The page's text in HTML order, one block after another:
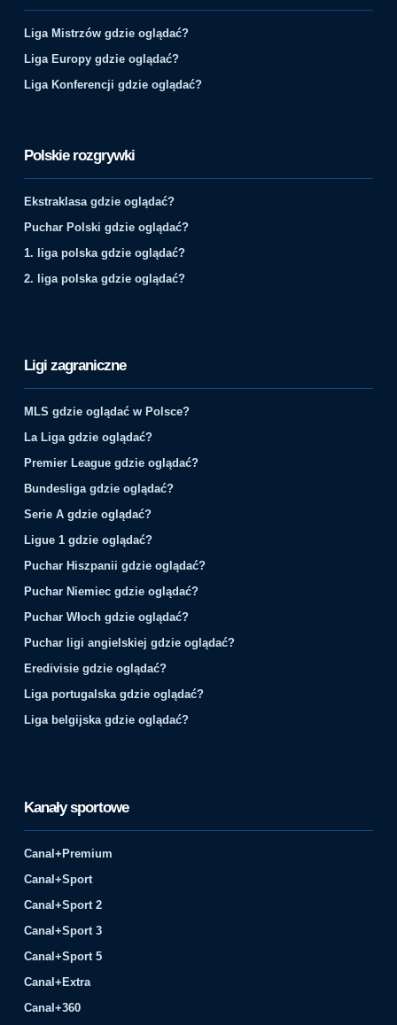
Liga Mistrzów gdzie oglądać?
Liga Europy gdzie oglądać?
Liga Konferencji gdzie oglądać?
Polskie rozgrywki
Ekstraklasa gdzie oglądać?
Puchar Polski gdzie oglądać?
1. liga polska gdzie oglądać?
2. liga polska gdzie oglądać?
Ligi zagraniczne
MLS gdzie oglądać w Polsce?
La Liga gdzie oglądać?
Premier League gdzie oglądać?
Bundesliga gdzie oglądać?
Serie A gdzie oglądać?
Ligue 1 gdzie oglądać?
Puchar Hiszpanii gdzie oglądać?
Puchar Niemiec gdzie oglądać?
Puchar Włoch gdzie oglądać?
Puchar ligi angielskiej gdzie oglądać?
Eredivisie gdzie oglądać?
Liga portugalska gdzie oglądać?
Liga belgijska gdzie oglądać?
Kanały sportowe
Canal+Premium
Canal+Sport
Canal+Sport 2
Canal+Sport 3
Canal+Sport 5
Canal+Extra
Canal+360